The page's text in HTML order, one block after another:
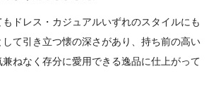
ドレス・カジュアルいずれのスタイルにも
て引き立つ懐の深さがあり、持ち前の高い
ねなく存分に愛用できる逸品に仕上がって